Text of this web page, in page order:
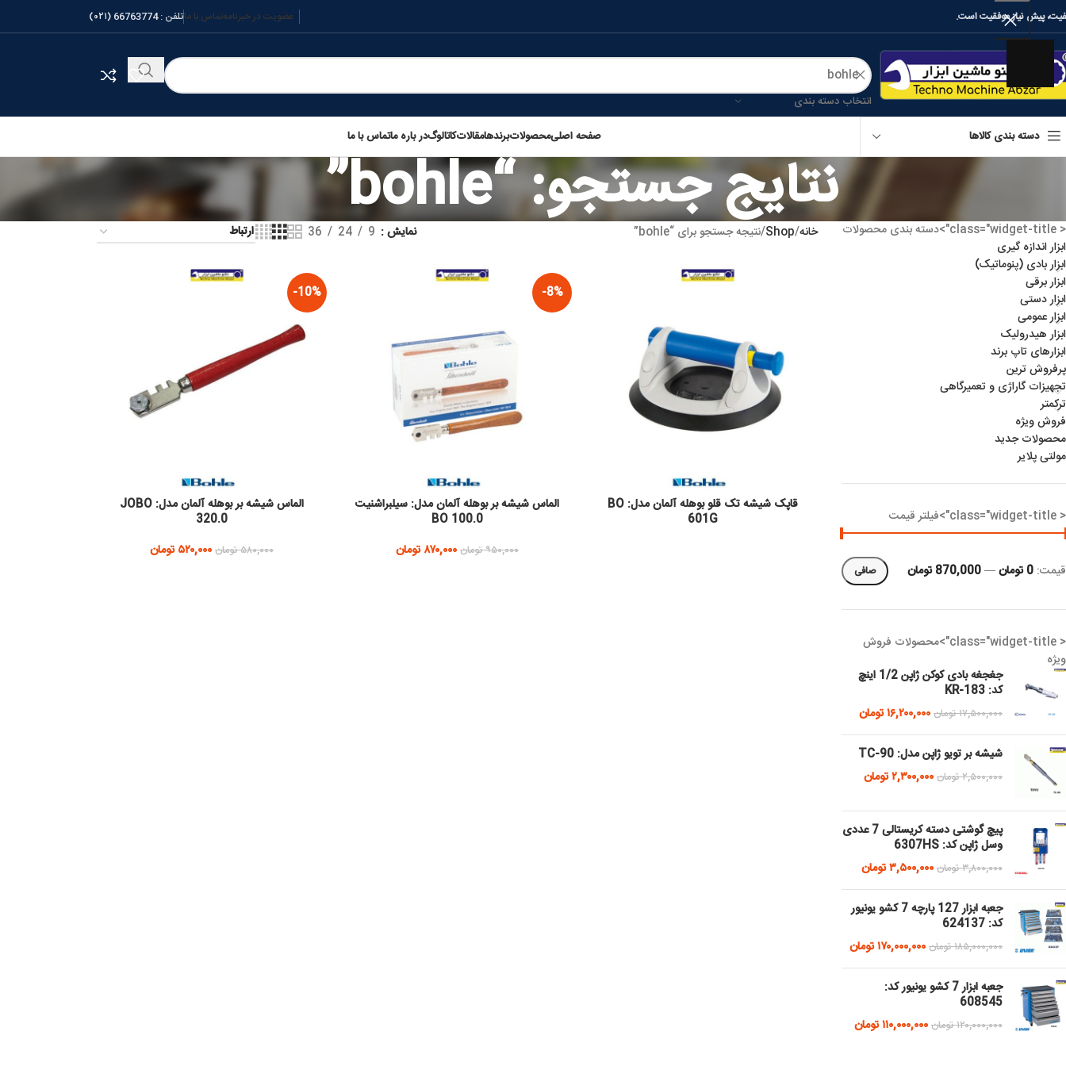
پیش نیاز موفقیت است. عضویت در خبرنامهتماس با ماتلفن :66763774 (۰۲۱)
انتخاب دسته بندی
دسته بندی کالاها صفحه اصلیمحصولاتبرندهامقالاتکاتالوگدر باره ماتماس با ما
نتایج جستجو: “bohle”
< class="widget-title">دسته بندی محصولات
ابزار اندازه گیری
ابزار بادی (پنوماتیک)
ابزار برقی
ابزار دستی
ابزار عمومی
ابزار هیدرولیک
ابزارهای تاپ برند
پرفروش ترین
تجهیزات گاراژی و تعمیرگاهی
ترکمتر
فروش ویژه
محصولات جدید
مولتی پلایر
< class="widget-title">فیلتر قیمت
صافی قيمت: 0 تومان —870,000 تومان
< class="widget-title">محصولات فروش
ویژه
جغجغه بادی کوکن ژاپن 1/2 اینچ
کد: KR-183
۱۷,۵۰۰,۰۰۰تومان۱۶,۲۰۰,۰۰۰تومان
شیشه بر تویو ژاپن مدل: TC-90
۲,۵۰۰,۰۰۰تومان۲,۳۰۰,۰۰۰تومان
پیچ گوشتی دسته کریستالی 7 عددی
وسل ژاپن کد: 6307HS
۳,۸۰۰,۰۰۰تومان۳,۵۰۰,۰۰۰تومان
جعبه ابزار 127 پارچه 7 کشو یونیور
کد: 624137
۱۸۵,۰۰۰,۰۰۰تومان۱۷۰,۰۰۰,۰۰۰تومان
جعبه ابزار 7 کشو یونیور کد:
608545
۱۲۰,۰۰۰,۰۰۰تومان۱۱۰,۰۰۰,۰۰۰تومان
خانه Shop نتیجه جستجو برای “bohle” نمایش 9
24
36
قاپک شیشه تک قلو بوهله آلمان مدل: BO
601G
-8%
الماس شیشه بر بوهله آلمان مدل: سیلبراشنیت
BO 100.0
۹۵۰,۰۰۰تومان۸۷۰,۰۰۰ تومان
-10%
الماس شیشه بر بوهله آلمان مدل: JOBO
320.0
۵۸۰,۰۰۰تومان۵۲۰,۰۰۰ تومان